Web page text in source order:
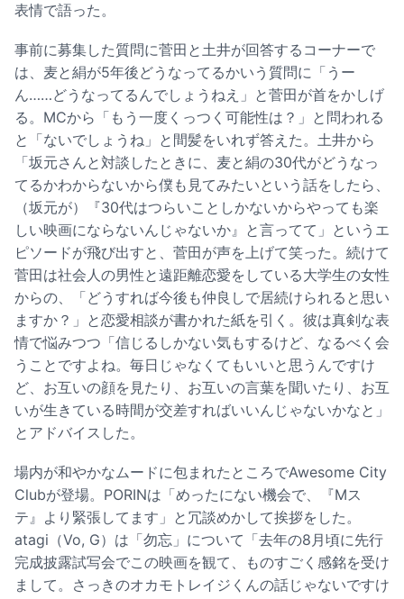
表情で語った。
事前に募集した質問に菅田と土井が回答するコーナーで
は、麦と絹が5年後どうなってるかいう質問に「うー
ん……どうなってるんでしょうねえ」と菅田が首をかしげ
る。MCから「もう一度くっつく可能性は？」と問われる
と「ないでしょうね」と間髪をいれず答えた。土井から
「坂元さんと対談したときに、麦と絹の30代がどうなっ
てるかわからないから僕も見てみたいという話をしたら、
（坂元が）『30代はつらいことしかないからやっても楽
しい映画にならないんじゃないか』と言ってて」というエ
ピソードが飛び出すと、菅田が声を上げて笑った。続けて
菅田は社会人の男性と遠距離恋愛をしている大学生の女性
からの、「どうすれば今後も仲良しで居続けられると思い
ますか？」と恋愛相談が書かれた紙を引く。彼は真剣な表
情で悩みつつ「信じるしかない気もするけど、なるべく会
うことですよね。毎日じゃなくてもいいと思うんですけ
ど、お互いの顔を見たり、お互いの言葉を聞いたり、お互
いが生きている時間が交差すればいいんじゃないかなと」
とアドバイスした。
場内が和やかなムードに包まれたところでAwesome City
Clubが登場。PORINは「めったにない機会で、『Mス
テ』より緊張してます」と冗談めかして挨拶をした。
atagi（Vo, G）は「勿忘」について「去年の8月頃に先行
完成披露試写会でこの映画を観て、ものすごく感銘を受け
まして。さっきのオカモトレイジくんの話じゃないですけ